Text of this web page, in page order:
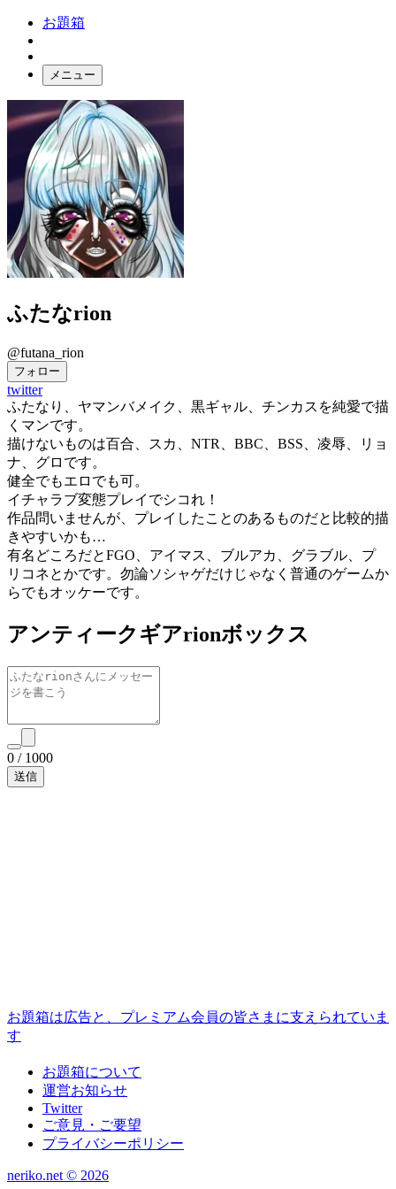
お題箱
メニュー
お題ガチャ
ログイン
ふたなrion
@futana_rion
フォロー
twitter
ふたなり、ヤマンバメイク、黒ギャル、チンカスを純愛で描
くマンです。
描けないものは百合、スカ、NTR、BBC、BSS、凌辱、リョ
ナ、グロです。
健全でもエロでも可。
イチャラブ変態プレイでシコれ！
作品問いませんが、プレイしたことのあるものだと比較的描
きやすいかも…
有名どころだとFGO、アイマス、ブルアカ、グラブル、プ
リコネとかです。勿論ソシャゲだけじゃなく普通のゲームか
らでもオッケーです。
アンティークギアrionボックス
0 / 1000
お題箱は広告と、プレミアム会員の皆さまに支えられていま
す
お題箱について
運営お知らせ
Twitter
ご意見・ご要望
プライバシーポリシー
neriko.net © 2026